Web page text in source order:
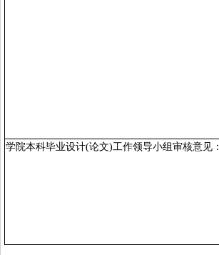
学院本科毕业设计(论文)工作领导小组审核意见：